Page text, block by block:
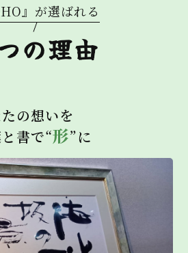
』が選ばれる
の理由
の想いを
書で“形”に
保護の重要性を認識し、本ポ
人情報の保護に努めます。
報保護の重要性の認識と取り
個人情報の保護を推進いたし
個人情報保護法にいう「個人
とし、生存する個人に関する情
報に含まれる氏名、生年月
、連絡先その他の記述等によ
できる情報及び容貌、指紋、
、及び健康保険証の保険者番号
から特定の個人を識別できる
報）を指します。